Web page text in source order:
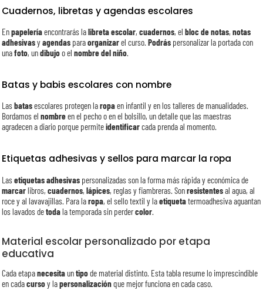
Cuadernos, libretas y agendas escolares
Enpapeleríaencontrarás lalibreta escolar,cuadernos, elbloc de notas,notas
adhesivasyagendas paraorganizarel curso.Podrás personalizar la portada con
unafoto, undibujoo elnombre del niño.
Batas y babis escolares con nombre
Lasbatasescolares protegen laropaen infantil y en los talleres de manualidades.
Bordamos elnombreen el pecho o en el bolsillo, un detalle que las maestras
agradecen a diario porque permiteidentificarcada prenda al momento.
Etiquetas adhesivas y sellos para marcar la ropa
Lasetiquetas adhesivas personalizadas son la forma más rápida y económica de
marcarlibros,cuadernos,lápices, reglas y fiambreras. Sonresistentesal agua, al
roce y al lavavajillas. Para laropa, el sello textil y laetiquetatermoadhesiva aguantan
los lavados detodala temporada sin perdercolor
Material escolar personalizado por etapa
educativa
Cada etapanecesitauntipode material distinto. Esta tabla resume lo imprescindible
en cadacursoy lapersonalizaciónque mejor funciona en cada caso.